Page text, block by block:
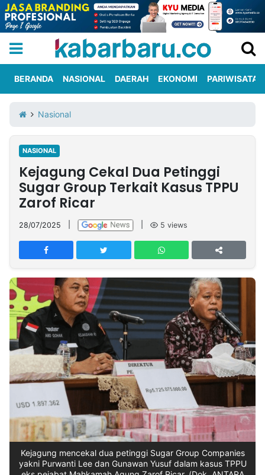
Iklan
Berita
Kami
Nasional
International
Olahraga
Entertainment
Daerah
Pariwisata
Kuliner
Kolom
Network
PT
TREETAN
INDONESIA
Partner
Insight
NTB
Suara
Time
Lens
IDN
Daily
Jogja
Jalan
Rakyat
Idealita
News
Kita
Notice
Dinamikapost.com
Radar
Baru
Seedbacklink
Kabarbaru
BERANDA NASIONAL DAERAH EKONOMI PARIWISATA
Nasional
NASIONAL
Kejagung Cekal Dua Petinggi
Sugar Group Terkait Kasus TPPU
Zarof Ricar
28/07/2025 5 views
Kejagung mencekal dua petinggi Sugar Group Companies
yakni Purwanti Lee dan Gunawan Yusuf dalam kasus TPPU